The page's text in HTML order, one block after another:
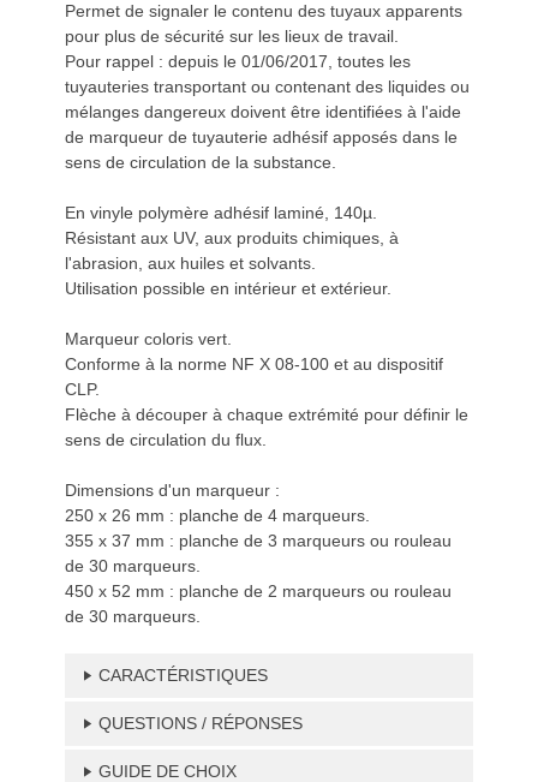
Permet de signaler le contenu des tuyaux apparents
pour plus de sécurité sur les lieux de travail.
Pour rappel : depuis le 01/06/2017, toutes les
tuyauteries transportant ou contenant des liquides ou
mélanges dangereux doivent être identifiées à l'aide
de marqueur de tuyauterie adhésif apposés dans le
sens de circulation de la substance.
En vinyle polymère adhésif laminé, 140µ.
Résistant aux UV, aux produits chimiques, à
l'abrasion, aux huiles et solvants.
Utilisation possible en intérieur et extérieur.
Marqueur coloris vert.
Conforme à la norme NF X 08-100 et au dispositif
CLP.
Flèche à découper à chaque extrémité pour définir le
sens de circulation du flux.
Dimensions d'un marqueur :
250 x 26 mm : planche de 4 marqueurs.
355 x 37 mm : planche de 3 marqueurs ou rouleau
de 30 marqueurs.
450 x 52 mm : planche de 2 marqueurs ou rouleau
de 30 marqueurs.
CARACTÉRISTIQUES
QUESTIONS / RÉPONSES
GUIDE DE CHOIX